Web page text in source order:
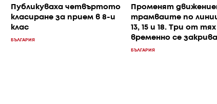
Публикуваха четвъртото
класиране за прием в 8-и
клас
БЪЛГАРИЯ
Променят
трамваите по линии
13, 15 и 18. Три от тях
временно се
БЪЛГАРИЯ